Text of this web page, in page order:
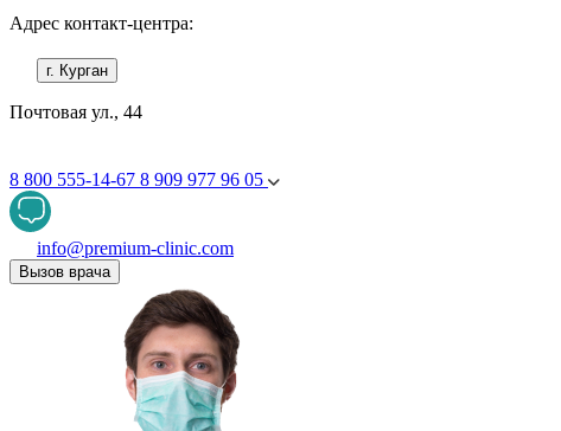
Адрес контакт-центра:
г. Курган
Почтовая ул., 44
8 800 555-14-67 8 909 977 96 05
info@premium-clinic.com
Вызов врача